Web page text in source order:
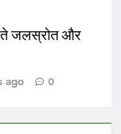
जलस्रोत और
ago 0